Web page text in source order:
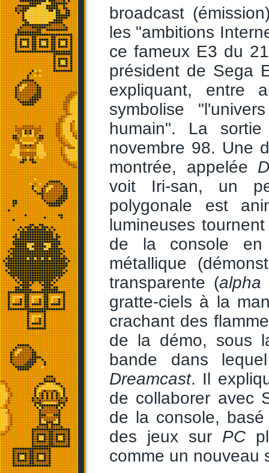
broadcast
les "ambitions
ce fameux E3 du
président de Sega
expliquant, entre
symbolise
humain". La
novembre 98. Une
montrée, appelée
voit Iri-san, un
polygonale est
lumineuses
de la console en
métallique
transparente (alpha
gratte-ciels à la
crachant des
de la démo, sous
bande dans
Dreamcast. Il
de collaborer avec
de la console,
des jeux sur PC
comme un nouveau